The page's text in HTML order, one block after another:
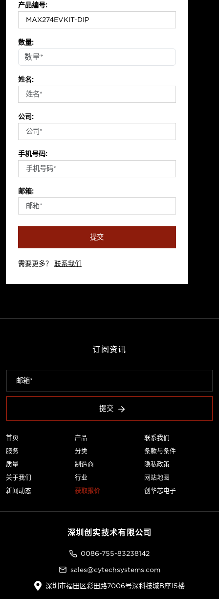
产品编号:
数量:
姓名:
公司:
手机号码:
邮箱:
提交
需要更多？ 联系我们
首页
服务
质量
关于我们
新闻动态
产品
分类
制造商
行业
获取报价
联系我们
条款与条件
隐私政策
网站地图
创华芯电子
订阅资讯
提交
深圳创实技术有限公司
0086-755-83238142
sales@cytechsystems.com
深圳市福田区彩田路7006号深科技城B座15楼